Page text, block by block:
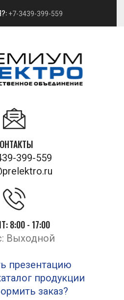
+7-3439-399-559
399-559
8:00 - 17:00
Выходной
презентацию
продукции
заказ?